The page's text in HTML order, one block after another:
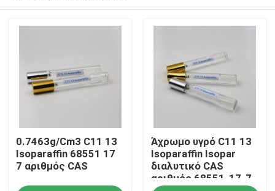
0.7463g/Cm3 C11 13
Isoparaffin 68551 17
7 αριθμός CAS
Άχρωμο υγρό C11 13
Isoparaffin Isopar
διαλυτικό CAS
αριθμός 68551-17-7